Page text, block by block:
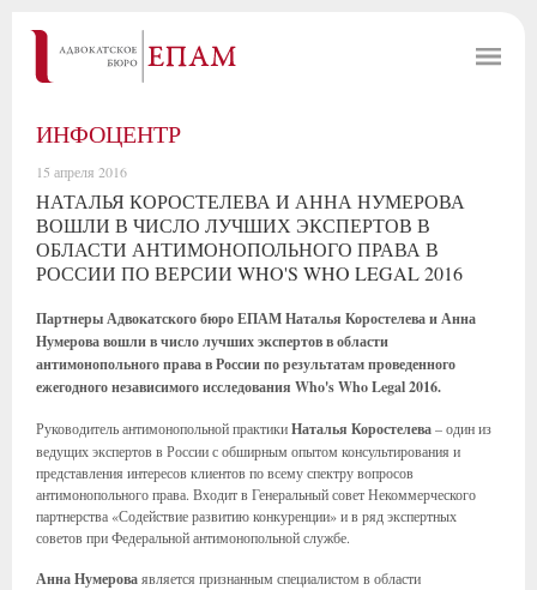
ИНФОЦЕНТР
15 апреля 2016
НАТАЛЬЯ КОРОСТЕЛЕВА И АННА НУМЕРОВА
ВОШЛИ В ЧИСЛО ЛУЧШИХ ЭКСПЕРТОВ В
ОБЛАСТИ АНТИМОНОПОЛЬНОГО ПРАВА В
РОССИИ ПО ВЕРСИИ WHO'S WHO LEGAL 2016
Партнеры Адвокатского бюро ЕПАМ Наталья Коростелева и Анна
Нумерова вошли в число лучших экспертов в области
антимонопольного права в России по результатам проведенного
ежегодного независимого исследования Who's Who Legal 2016.
Руководитель антимонопольной практикиНаталья Коростелева– один из
ведущих экспертов в России с обширным опытом консультирования и
представления интересов клиентов по всему спектру вопросов
антимонопольного права. Входит в Генеральный совет Некоммерческого
партнерства «Содействие развитию конкуренции» и в ряд экспертных
советов при Федеральной антимонопольной службе.
Анна Нумероваявляется признанным специалистом в области